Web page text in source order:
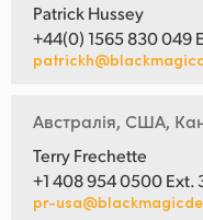
Patrick Hussey
+44(0) 1565 830 049
Австралія, США,
Terry Frechette
+1 408 954 0500 Ext.
pr-